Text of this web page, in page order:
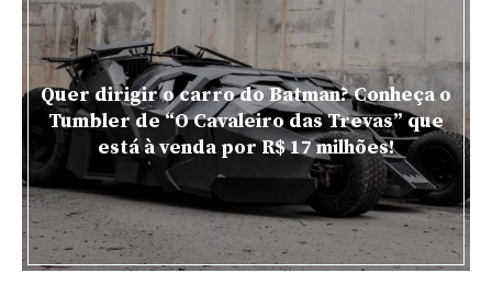
Quer dirigir o carro do Batman? Conheça o
Tumbler de “O Cavaleiro das Trevas” que
está à venda por R$ 17 milhões!